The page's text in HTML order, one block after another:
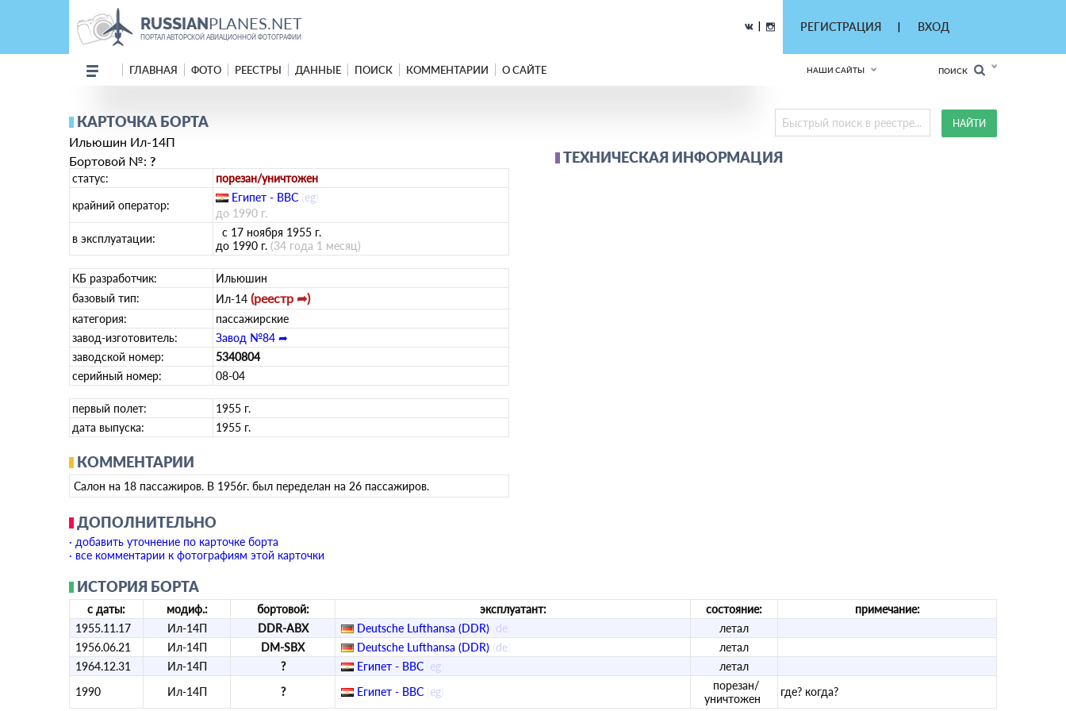
RUSSIANPLANES.NET
ПОРТАЛ АВТОРСКОЙ АВИАЦИОННОЙ ФОТОГРАФИИ
РЕГИСТРАЦИЯ ВХОД
ГЛАВНАЯ ФОТО РЕЕСТРЫ ДАННЫЕ ПОИСК КОММЕНТАРИИ О САЙТЕ НАШИ САЙТЫ ПОИСК
КАРТОЧКА БОРТА
Ильюшин Ил-14П
Бортовой №: ?
статус:
порезан/уничтожен
крайний оператор:
Египет - ВВС eg
до 1990 г.
в эксплуатации:
с 17 ноября 1955 г.
до 1990 г. (34 года 1 месяц)
КБ разработчик:
Ильюшин
базовый тип:
Ил-14 (реестр ➦)
категория:
пассажирские
завод-изготовитель:
Завод №84 ➦
заводской номер:
5340804
серийный номер:
08-04
первый полет:
1955 г.
дата выпуска:
1955 г.
КОММЕНТАРИИ
Салон на 18 пассажиров. В 1956г. был переделан на 26 пассажиров.
ТЕХНИЧЕСКАЯ ИНФОРМАЦИЯ
ДОПОЛНИТЕЛЬНО
· добавить уточнение по карточке борта
· все комментарии к фотографиям этой карточки
ИСТОРИЯ БОРТА
с даты: модиф.: бортовой: эксплуатант: состояние:
примечание:
1955.11.17
Ил-14П DDR-ABX Deutsche Lufthansa (DDR) de
летал
1956.06.21
Ил-14П DM-SBX Deutsche Lufthansa (DDR) de
летал
1964.12.31
Ил-14П ? Египет - ВВС eg
летал
1990
Ил-14П ? Египет - ВВС eg
порезан/
уничтожен
где? когда?